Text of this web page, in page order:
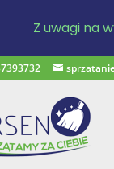
Z uwagi na